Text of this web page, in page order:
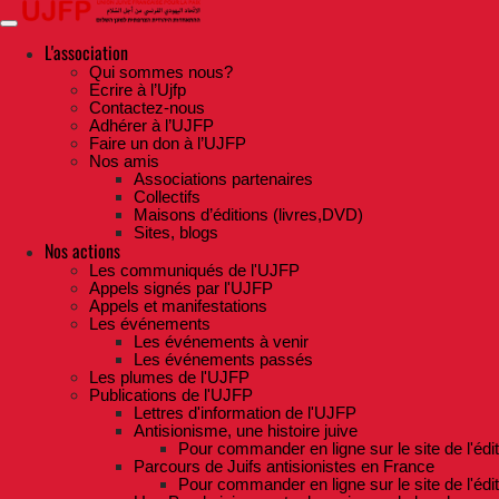
Skip
to
contentL'association
Qui sommes nous?
Ecrire à l’Ujfp
Contactez-nous
Adhérer à l’UJFP
Faire un don à l’UJFP
Nos amis
Associations partenaires
Collectifs
Maisons d’éditions (livres,DVD)
Sites, blogs
Nos actions
Les communiqués de l'UJFP
Appels signés par l'UJFP
Appels et manifestations
Les événements
Les événements à venir
Les événements passés
Les plumes de l'UJFP
Publications de l'UJFP
Lettres d'information de l'UJFP
Antisionisme, une histoire juive
Pour commander en ligne sur le site de
Parcours de Juifs antisionistes en France
Pour commander en ligne sur le site de